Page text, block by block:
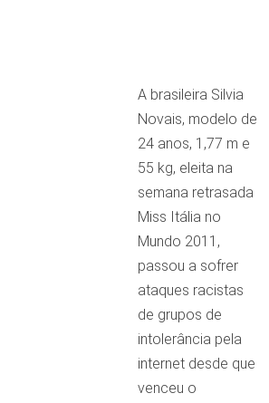
A brasileira Silvia
Novais, modelo de
24 anos, 1,77 m e
55 kg, eleita na
semana retrasada
Miss Itália no
Mundo 2011,
passou a sofrer
ataques racistas
de grupos de
intolerância pela
internet desde que
venceu o